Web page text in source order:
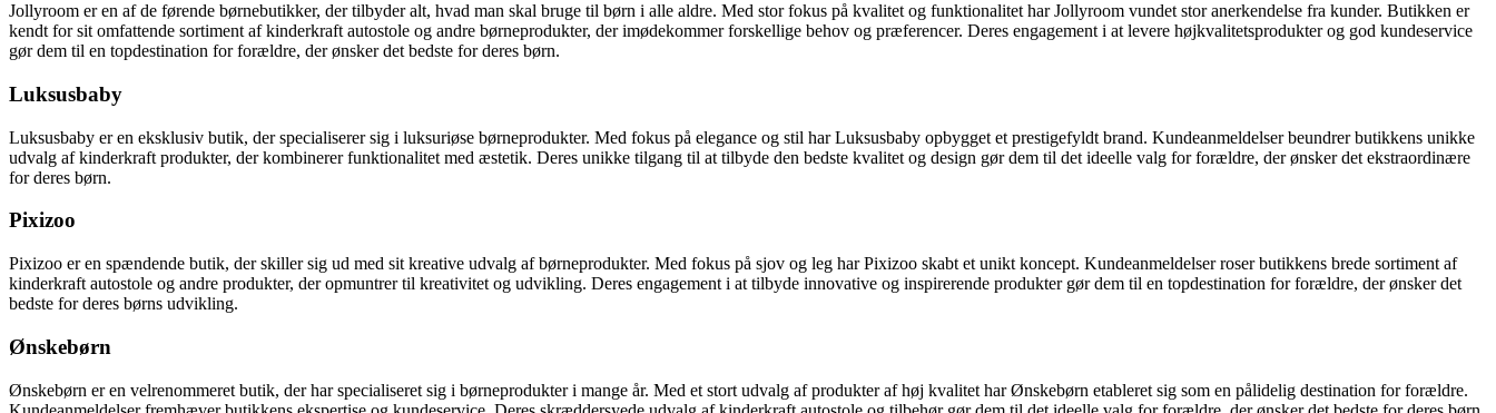
Jollyroom er en af de førende børnebutikker, der tilbyder alt, hvad man skal bruge til børn i alle aldre. Med stor fokus på kvalitet og funktionalitet har Jollyroom vundet stor anerkendelse fra kunder. Butikken er
kendt for sit omfattende sortiment af kinderkraft autostole og andre børneprodukter, der imødekommer forskellige behov og præferencer. Deres engagement i at levere højkvalitetsprodukter og god kundeservice
gør dem til en topdestination for forældre, der ønsker det bedste for deres børn.
Luksusbaby
Luksusbaby er en eksklusiv butik, der specialiserer sig i luksuriøse børneprodukter. Med fokus på elegance og stil har Luksusbaby opbygget et prestigefyldt brand. Kundeanmeldelser beundrer butikkens unikke
udvalg af kinderkraft produkter, der kombinerer funktionalitet med æstetik. Deres unikke tilgang til at tilbyde den bedste kvalitet og design gør dem til det ideelle valg for forældre, der ønsker det ekstraordinære
for deres børn.
Pixizoo
Pixizoo er en spændende butik, der skiller sig ud med sit kreative udvalg af børneprodukter. Med fokus på sjov og leg har Pixizoo skabt et unikt koncept. Kundeanmeldelser roser butikkens brede sortiment af
kinderkraft autostole og andre produkter, der opmuntrer til kreativitet og udvikling. Deres engagement i at tilbyde innovative og inspirerende produkter gør dem til en topdestination for forældre, der ønsker det
bedste for deres børns udvikling.
Ønskebørn
Ønskebørn er en velrenommeret butik, der har specialiseret sig i børneprodukter i mange år. Med et stort udvalg af produkter af høj kvalitet har Ønskebørn etableret sig som en pålidelig destination for forældre.